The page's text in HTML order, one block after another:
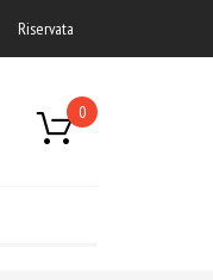
Riservata
0